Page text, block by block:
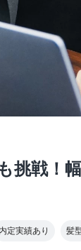
挑戦
内定実績あり 髪